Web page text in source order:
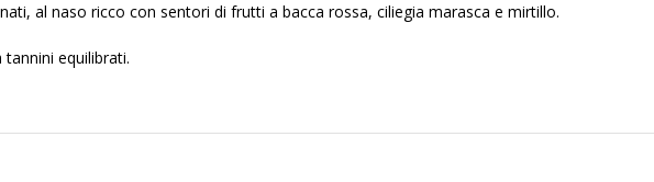
al naso ricco con sentori di frutti a bacca rossa, ciliegia marasca e mirtillo.
equilibrati.